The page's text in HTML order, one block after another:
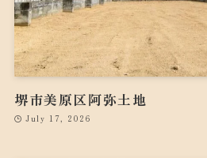
堺市美原区阿弥土地
July 17, 2026